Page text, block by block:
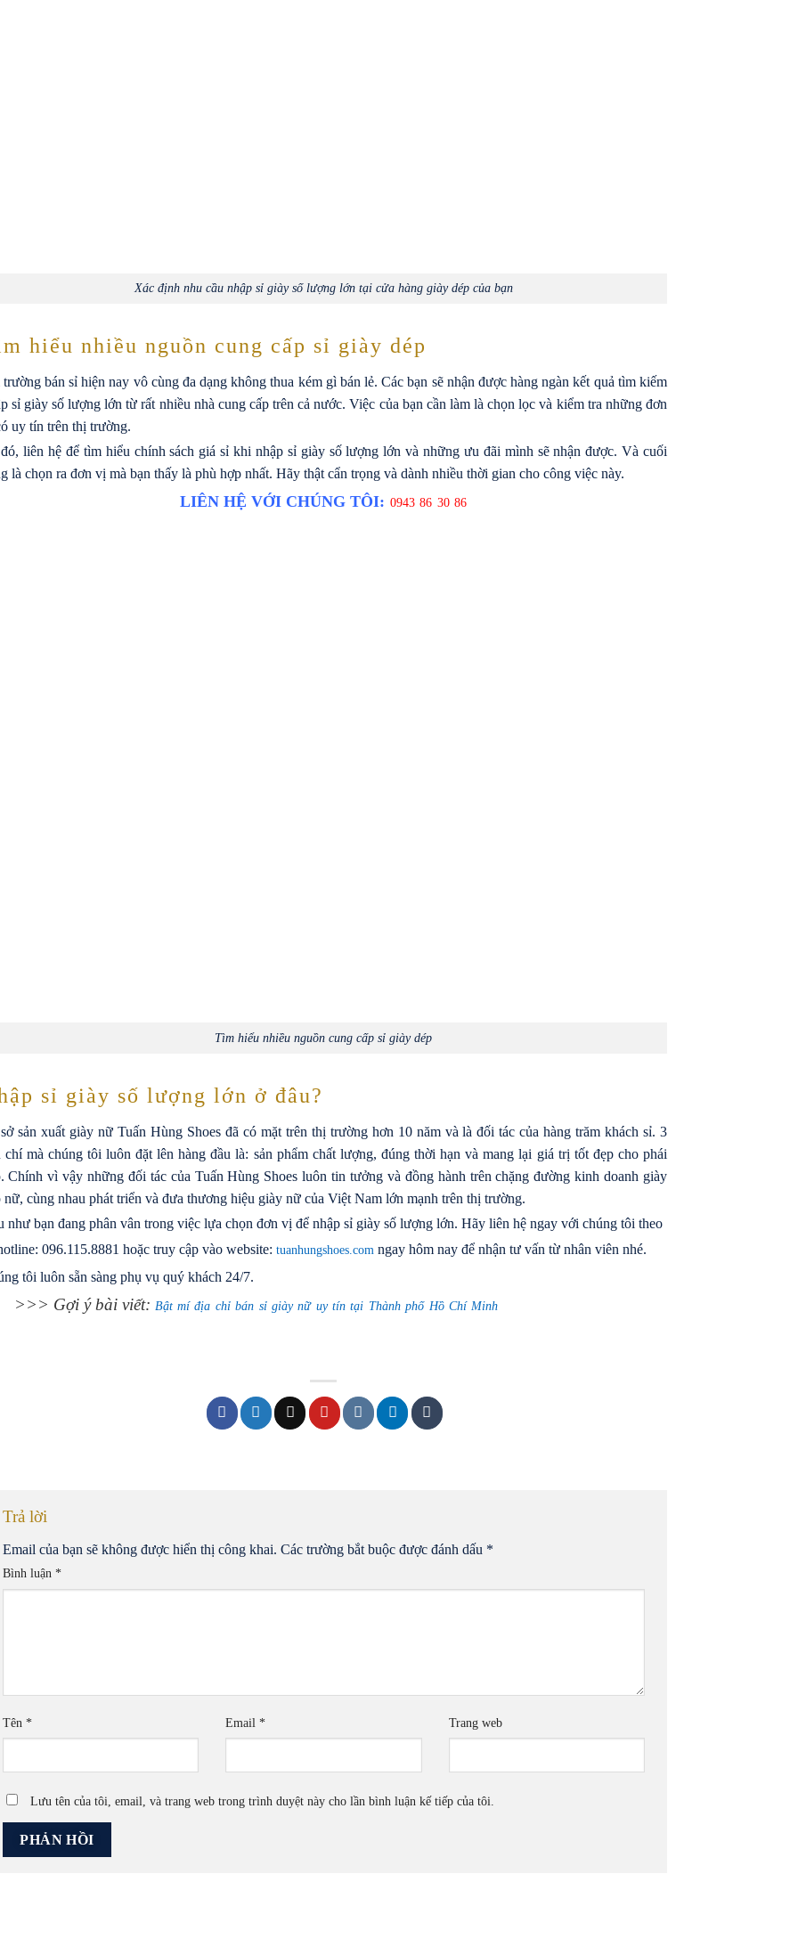
Xác định nhu cầu nhập sỉ giày số lượng lớn tại cửa hàng giày dép của bạn
hiểu nhiều nguồn cung cấp sỉ giày dép
bán sỉ hiện nay vô cùng đa dạng không thua kém gì bán lẻ. Các bạn sẽ nhận được hàng ngàn kết quả tìm kiếm
sỉ giày số lượng lớn từ rất nhiều nhà cung cấp trên cả nước. Việc của bạn cần làm là chọn lọc và kiểm tra những đơn
uy tín trên thị trường.
liên hệ để tìm hiểu chính sách giá sỉ khi nhập sỉ giày số lượng lớn và những ưu đãi mình sẽ nhận được. Và cuối
là chọn ra đơn vị mà bạn thấy là phù hợp nhất. Hãy thật cẩn trọng và dành nhiều thời gian cho công việc này.
LIÊN HỆ VỚI CHÚNG TÔI: 0943 86 30 86
Tìm hiểu nhiều nguồn cung cấp sỉ giày dép
sỉ giày số lượng lớn ở đâu?
sản xuất giày nữ Tuấn Hùng Shoes đã có mặt trên thị trường hơn 10 năm và là đối tác của hàng trăm khách sỉ. 3
chí mà chúng tôi luôn đặt lên hàng đầu là: sản phẩm chất lượng, đúng thời hạn và mang lại giá trị tốt đẹp cho phái
Chính vì vậy những đối tác của Tuấn Hùng Shoes luôn tin tưởng và đồng hành trên chặng đường kinh doanh giày
nữ, cùng nhau phát triển và đưa thương hiệu giày nữ của Việt Nam lớn mạnh trên thị trường.
như bạn đang phân vân trong việc lựa chọn đơn vị để nhập sỉ giày số lượng lớn. Hãy liên hệ ngay với chúng tôi theo
096.115.8881 hoặc truy cập vào website: tuanhungshoes.com ngay hôm nay để nhận tư vấn từ nhân viên nhé.
tôi luôn sẵn sàng phụ vụ quý khách 24/7.
>>> Gợi ý bài viết: Bật mí địa chỉ bán sỉ giày nữ uy tín tại Thành phố Hồ Chí Minh
Trả lời
Email của bạn sẽ không được hiển thị công khai. Các trường bắt buộc được đánh dấu *
Bình luận *
Tên * Email * Trang web
Lưu tên của tôi, email, và trang web trong trình duyệt này cho lần bình luận kế tiếp của tôi.